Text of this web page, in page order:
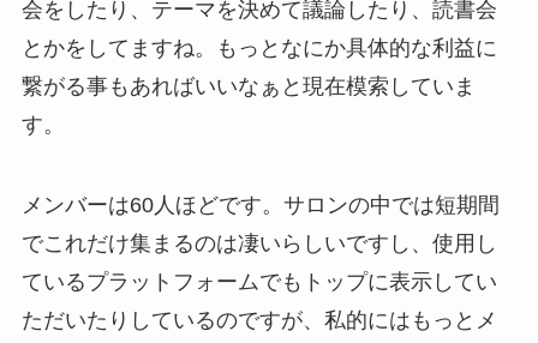
会をしたり、テーマを決めて議論したり、読書会
とかをしてますね。もっとなにか具体的な利益に
繋がる事もあればいいなぁと現在模索していま
す。
メンバーは60人ほどです。サロンの中では短期間
でこれだけ集まるのは凄いらしいですし、使用し
ているプラットフォームでもトップに表示してい
ただいたりしているのですが、私的にはもっとメ